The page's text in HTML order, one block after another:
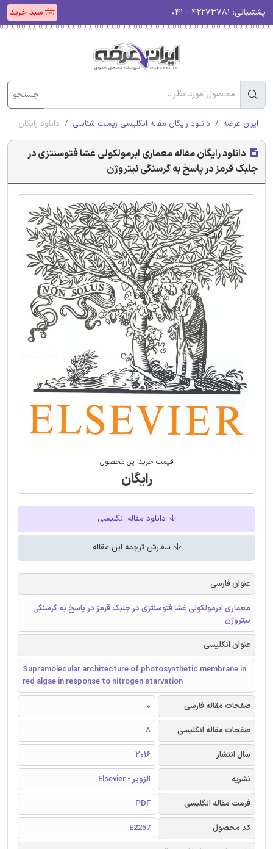
پشتیبانی: سبد خرید
جستجو
ایران عرضه دانلود رایگان مقاله انگلیسی زیست شناسی دانلود رایگان
دانلود رایگان مقاله معماری ابرمولکولی غشا فتوسنتزی در
جلبک قرمز در پاسخ به گرسنگی نیتروژن
قیمت خرید این محصول
رایگان
دانلود مقاله انگلیسی
سفارش ترجمه این مقاله
عنوان فارسی
معماری ابرمولکولی غشا فتوسنتزی در جلبک قرمز در پاسخ به گرسنگی
نیتروژن
عنوان انگلیسی
Supramolecular architecture of photosynthetic membrane in
red algae in response to nitrogen starvation
صفحات مقاله فارسی
0
صفحات مقاله انگلیسی
8
سال انتشار
2016
نشریه
الزویر - Elsevier
فرمت مقاله انگلیسی
PDF
کد محصول
E2257